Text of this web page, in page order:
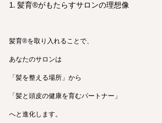
1. 髪育®︎がもたらすサロンの理想像
髪育®︎を取り入れることで、
あなたのサロンは
「髪を整える場所」から
「髪と頭皮の健康を育むパートナー」
へと進化します。